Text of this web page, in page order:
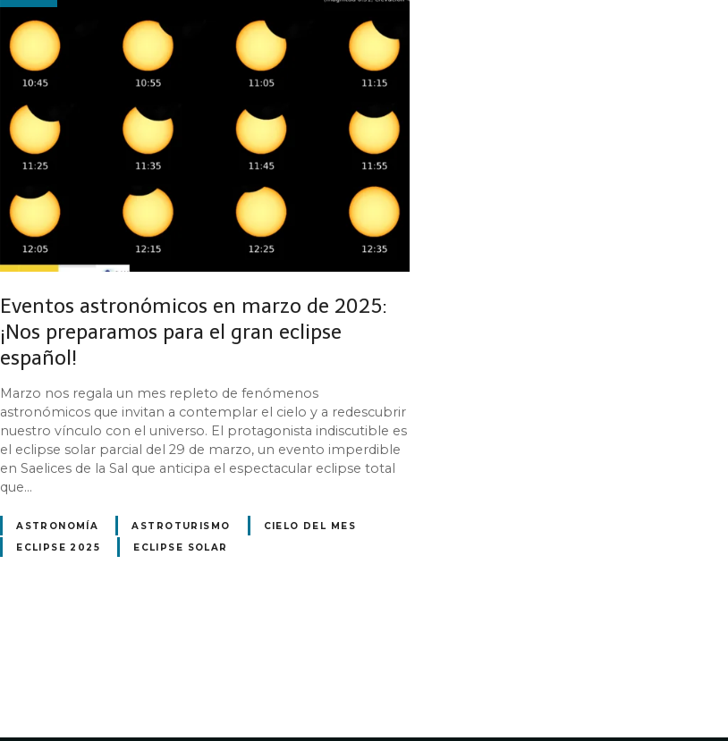
Eventos astronómicos en marzo de 2025:
¡Nos preparamos para el gran eclipse
español!
Marzo nos regala un mes repleto de fenómenos
astronómicos que invitan a contemplar el cielo y a redescubrir
nuestro vínculo con el universo. El protagonista indiscutible es
el eclipse solar parcial del 29 de marzo, un evento imperdible
en Saelices de la Sal que anticipa el espectacular eclipse total
que…
ASTRONOMÍA ASTROTURISMO
CIELO DEL MES
ECLIPSE 2025
ECLIPSE SOLAR